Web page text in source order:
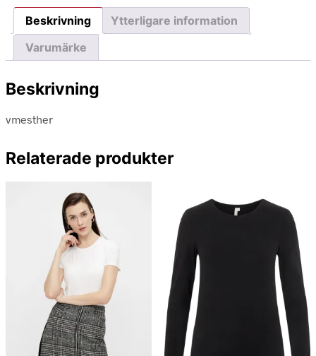
Beskrivning
Ytterligare information
Varumärke
Beskrivning
vmesther
Relaterade produkter